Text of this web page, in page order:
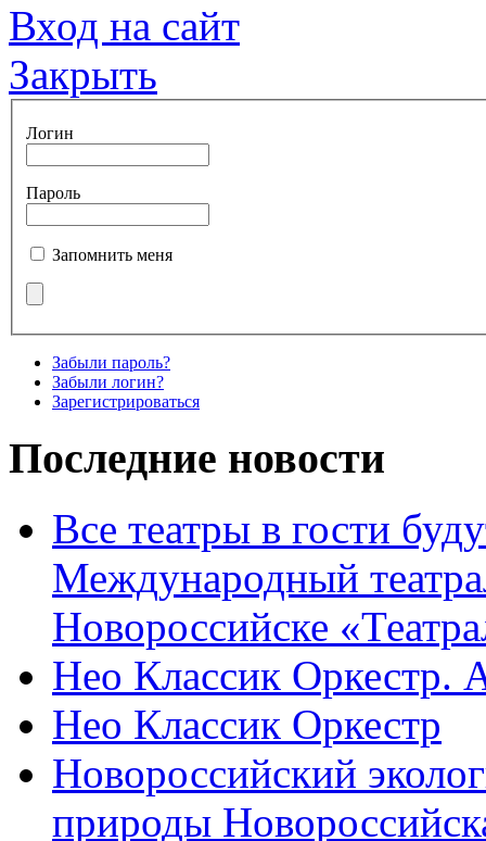
Вход на сайт
Закрыть
Логин
Пароль
Запомнить меня
Забыли пароль?
Забыли логин?
Зарегистрироваться
Последние новости
Все театры в гости
Международный
Новороссийске
Нео Классик Оркестр.
Нео Классик Оркестр
Новороссийский
природы